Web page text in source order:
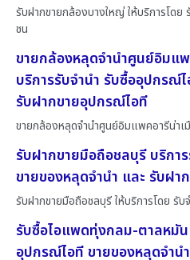
รับฝากขายกล้องบางใหญ่ ให้บริการโดย
ชน
ขายกล้องหลุดจำนำศูนย์อิมแ
บริการรับจำนำ รับซื้ออุปกรณ์
รับฝากขายอุปกรณ์ไอที
ขายกล้องหลุดจำนำศูนย์อิมแพคอารีน่าเ
รับฝากขายมือถือชลบุรี บริกา
ขายของหลุดจำนำ และ รับฝ
รับฝากขายมือถือชลบุรี ให้บริการโดย รั
รับซื้อไอแพดทุ่งกลม-ตาลหมัน
อุปกรณ์ไอที ขายของหลุดจำ